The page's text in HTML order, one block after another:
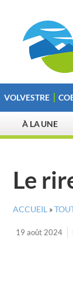
VOLVESTRE
À LA UNE
Le
ACCUEIL »
19 août 2024